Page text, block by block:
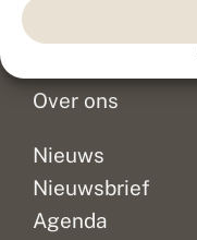
Doneer
Over ons
Nieuws
Nieuwsbrief
Agenda